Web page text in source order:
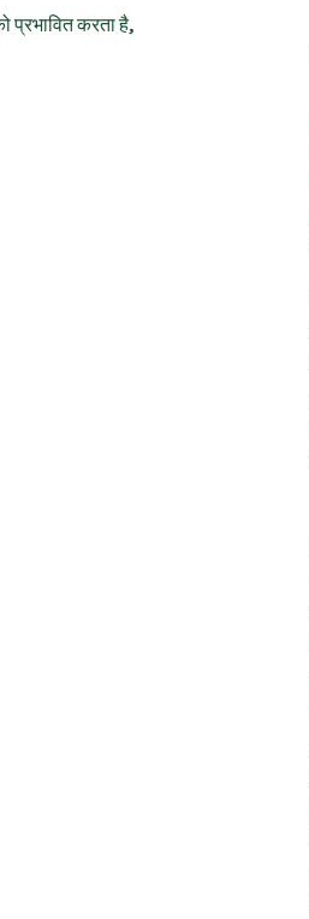
प्रभावित करता है,